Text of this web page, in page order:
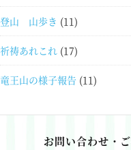
登山 山歩き (11)
祈祷あれこれ (17)
竜王山の様子報告 (11)
お問い合わせ・